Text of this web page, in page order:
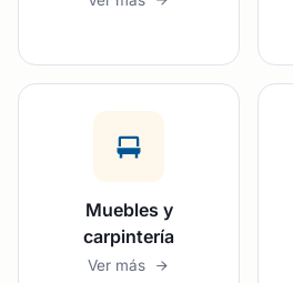
Muebles y
carpintería
Ver más